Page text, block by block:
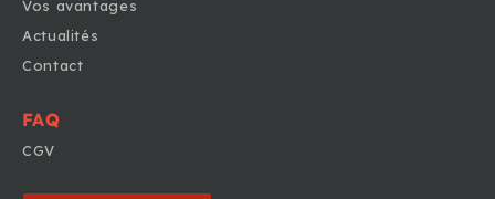
Vos avantages
Actualités
Contact
FAQ
CGV